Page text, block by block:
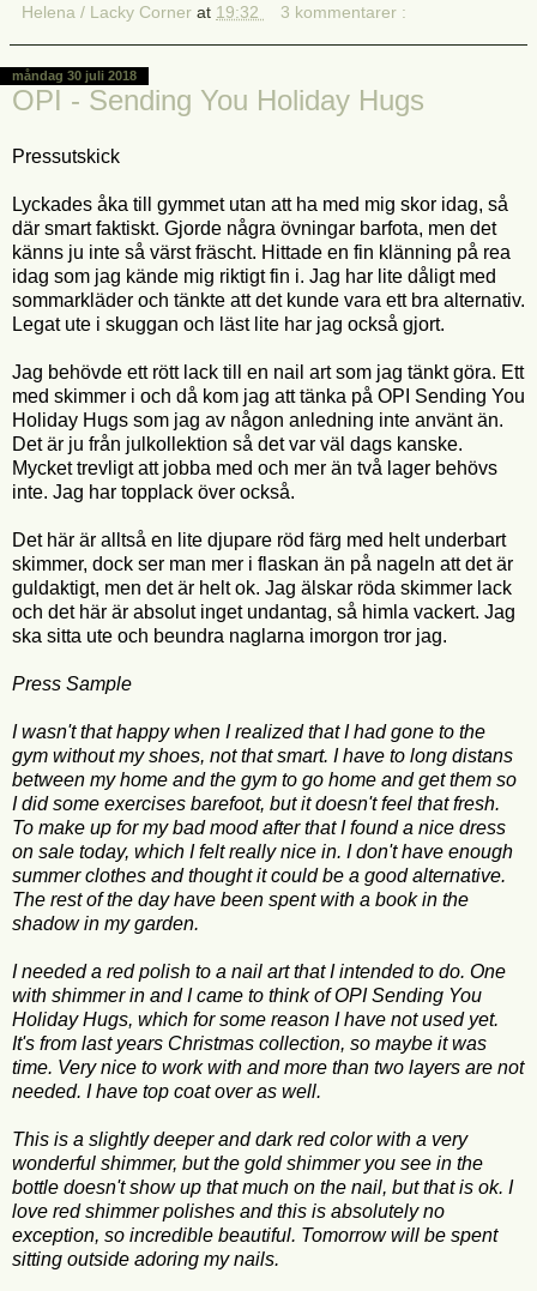
Helena / Lacky Corner at 19:32 3 kommentarer :
måndag 30 juli 2018
OPI - Sending You Holiday Hugs
Pressutskick
Lyckades åka till gymmet utan att ha med mig skor idag, så
där smart faktiskt. Gjorde några övningar barfota, men det
känns ju inte så värst fräscht. Hittade en fin klänning på rea
idag som jag kände mig riktigt fin i. Jag har lite dåligt med
sommarkläder och tänkte att det kunde vara ett bra alternativ.
Legat ute i skuggan och läst lite har jag också gjort.
Jag behövde ett rött lack till en nail art som jag tänkt göra. Ett
med skimmer i och då kom jag att tänka på OPI Sending You
Holiday Hugs som jag av någon anledning inte använt än.
Det är ju från julkollektion så det var väl dags kanske.
Mycket trevligt att jobba med och mer än två lager behövs
inte. Jag har topplack över också.
Det här är alltså en lite djupare röd färg med helt underbart
skimmer, dock ser man mer i flaskan än på nageln att det är
guldaktigt, men det är helt ok. Jag älskar röda skimmer lack
och det här är absolut inget undantag, så himla vackert. Jag
ska sitta ute och beundra naglarna imorgon tror jag.
Press Sample
I wasn't that happy when I realized that I had gone to the
gym without my shoes, not that smart. I have to long distans
between my home and the gym to go home and get them so
I did some exercises barefoot, but it doesn't feel that fresh.
To make up for my bad mood after that I found a nice dress
on sale today, which I felt really nice in. I don't have enough
summer clothes and thought it could be a good alternative.
The rest of the day have been spent with a book in the
shadow in my garden.
I needed a red polish to a nail art that I intended to do. One
with shimmer in and I came to think of OPI Sending You
Holiday Hugs, which for some reason I have not used yet.
It's from last years Christmas collection, so maybe it was
time. Very nice to work with and more than two layers are not
needed. I have top coat over as well.
This is a slightly deeper and dark red color with a very
wonderful shimmer, but the gold shimmer you see in the
bottle doesn't show up that much on the nail, but that is ok. I
love red shimmer polishes and this is absolutely no
exception, so incredible beautiful. Tomorrow will be spent
sitting outside adoring my nails.